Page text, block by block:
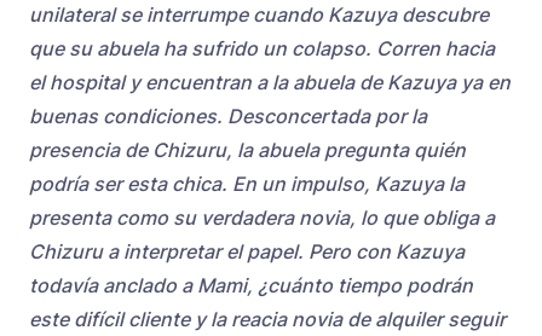
unilateral se interrumpe cuando Kazuya descubre
que su abuela ha sufrido un colapso. Corren hacia
el hospital y encuentran a la abuela de Kazuya ya en
buenas condiciones. Desconcertada por la
presencia de Chizuru, la abuela pregunta quién
podría ser esta chica. En un impulso, Kazuya la
presenta como su verdadera novia, lo que obliga a
Chizuru a interpretar el papel. Pero con Kazuya
todavía anclado a Mami, ¿cuánto tiempo podrán
este difícil cliente y la reacia novia de alquiler seguir